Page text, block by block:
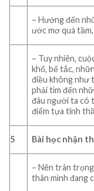
– Hướng đến
ước mơ quá
– Tuy nhiên,
khổ, bế tắc,
điều không như
phải tìm đến
đâu người ta có
điểm tựa tinh
5 Bài học nhận
– Nên trân
thân mình đang